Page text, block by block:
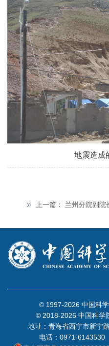
地震造成
上一篇： 兰州分院副院
© 1997-2026 中国科
© 2018-2026 中国科学
地址：青海省西宁市新宁
电话：0971-